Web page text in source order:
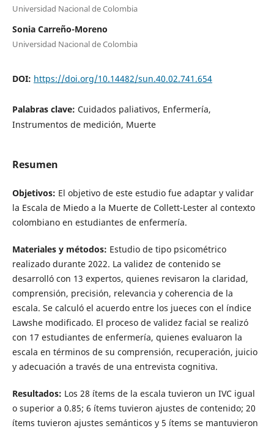
Universidad Nacional de Colombia
Sonia Carreño-Moreno
Universidad Nacional de Colombia
DOI: https://doi.org/10.14482/sun.40.02.741.654
Palabras clave: Cuidados paliativos, Enfermería,
Instrumentos de medición, Muerte
Resumen
Objetivos: El objetivo de este estudio fue adaptar y validar
la Escala de Miedo a la Muerte de Collett-Lester al contexto
colombiano en estudiantes de enfermería.
Materiales y métodos: Estudio de tipo psicométrico
realizado durante 2022. La validez de contenido se
desarrolló con 13 expertos, quienes revisaron la claridad,
comprensión, precisión, relevancia y coherencia de la
escala. Se calculó el acuerdo entre los jueces con el índice
Lawshe modificado. El proceso de validez facial se realizó
con 17 estudiantes de enfermería, quienes evaluaron la
escala en términos de su comprensión, recuperación, juicio
y adecuación a través de una entrevista cognitiva.
Resultados: Los 28 ítems de la escala tuvieron un IVC igual
o superior a 0.85; 6 ítems tuvieron ajustes de contenido; 20
ítems tuvieron ajustes semánticos y 5 ítems se mantuvieron